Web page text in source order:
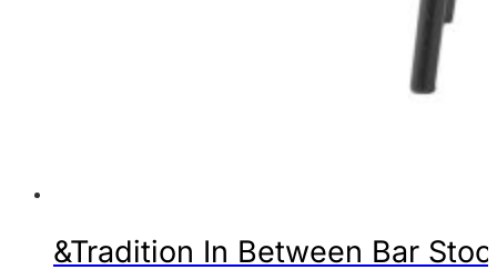
&Tradition In Between Bar